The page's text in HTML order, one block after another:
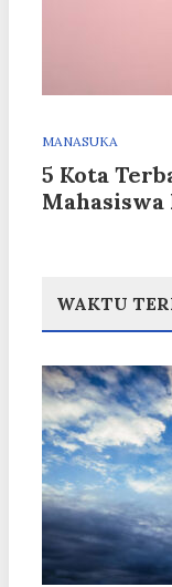
MANASUKA
5 Kota
WAKTU